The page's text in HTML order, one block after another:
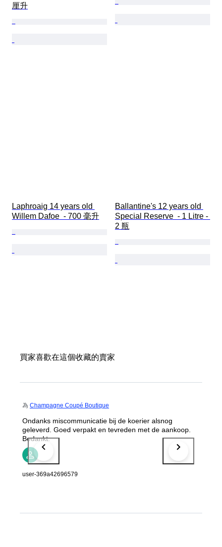
厘升
Laphroaig 14 years old
Willem Dafoe  - 700 毫升
Ballantine's 12 years old
Special Reserve  - 1 Litre -
2 瓶
買家喜歡在這個收藏的賣家
為 Champagne Coupé Boutique
Ondanks miscommunicatie bij de koerier alsnog
geleverd. Goed verpakt en tevreden met de aankoop.
Bedankt.
user-369a42696579